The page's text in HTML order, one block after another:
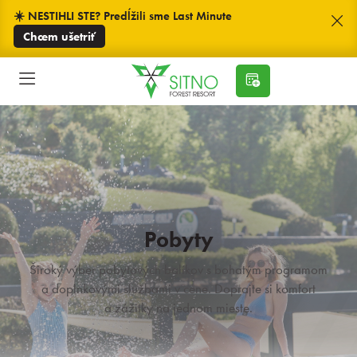
☀️ NESTIHLI STE? Predĺžili sme Last Minute
Chcem ušetriť
Pobyty
Široký výber pobytových balíkov s bohatým programom
a doplnkovými službami v cene. Doprajte si komfort
a zážitky na jednom mieste.